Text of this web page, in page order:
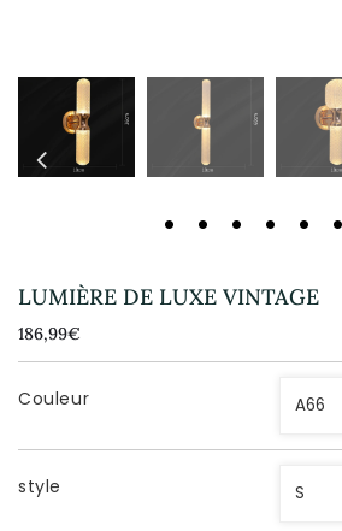
LUMIÈRE DE LUXE VINTAGE
186,99€
Unit
price
Couleur
style